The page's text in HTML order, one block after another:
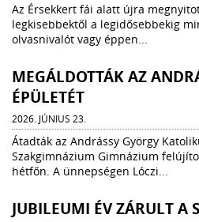
Az Érsekkert fái alatt újra
legkisebbektől a legidősebbekig
olvasnivalót vagy éppen...
MEGÁLDOTTÁK AZ
ÉPÜLETÉT
2026. JÚNIUS 23.
Átadták az Andrássy György
Szakgimnázium Gimnázium
hétfőn. A ünnepségen Lóczi...
JUBILEUMI ÉV ZÁRULT A